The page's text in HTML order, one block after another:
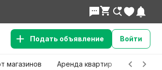
Подать объявление Войти
магазинов Аренда квартир Детские